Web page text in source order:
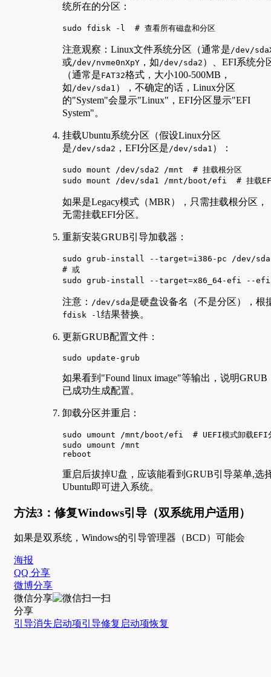
统所在的分区：
sudo fdisk -l  # 查看所有磁盘和分区
注意观察：Linux文件系统分区（通常是 /dev/
或/dev/nvme0nXpY ，如 /dev/sda2 ）、EFI系统分
（通常是FAT32格式，大小100-500MB，
如 /dev/sda1 ），不确定的话，Linux分区
的"System"会显示"Linux"，EFI分区显示"EFI
System"。
挂载Ubuntu系统分区（假设Linux分区
是 /dev/sda2 ，EFI分区是 /dev/sda1 ）：
sudo mount /dev/sda2 /mnt  # 挂载根分区
sudo mount /dev/sda1 /mnt/boot/efi  # 挂载EFI
如果是Legacy模式（MBR），只需挂载根分区，
无需挂载EFI分区。
重新安装GRUB引导加载器：
sudo grub-install --target=i386-pc /dev/sda  #
# 或
sudo grub-install --target=x86_64-efi --
注意： /dev/sda是硬盘设备名（不是分区），根
fdisk -l 结果替换。
更新GRUB配置文件：
sudo update-grub
如果看到"Found linux image"等输出，说明GRUB
已成功生成配置。
卸载分区并重启：
sudo umount /mnt/boot/efi  # UEFI模式卸载EFI
sudo umount /mnt
reboot
重启后拔掉U盘，应该能看到GRUB引导菜单,选
Ubuntu即可进入系统。
方法3：修复Windows引导（双系统用户适用）
如果是双系统，Windows的引导管理器（BCD）可能会
海报
QQ 分享
微博分享
微信分享
分享
引导消失 启动项引导修复 启动项恢复